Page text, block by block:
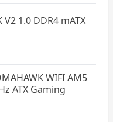
1.0 DDR4 mATX
WIFI AM5
ATX Gaming